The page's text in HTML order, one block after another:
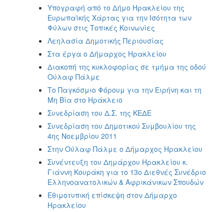
Υπογραφή από το Δήμο Ηρακλείου της
Ευρωπαϊκής Χάρτας για την Ισότητα των
Φύλων στις Τοπικές Κοινωνίες
Λεηλασία Δημοτικής Περιουσίας
Στα έργα ο Δήμαρχος Ηρακλείου
Διακοπή της κυκλοφορίας σε τμήμα της οδού
Ούλαφ Πάλμε
Το Παγκόσμιο Φόρουμ για την Ειρήνη και τη
Μη Βία στο Ηράκλειο
Συνεδρίαση του Δ.Σ. της ΚΕΔΕ
Συνεδρίαση του Δημοτικού Συμβουλίου της
4ης Νοεμβρίου 2011
Στην Ούλαφ Πάλμε ο Δήμαρχος Ηρακλείου
Συνέντευξη του Δημάρχου Ηρακλείου κ.
Γιάννη Κουράκη για το 13ο Διεθνές Συνέδριο
Ελληνοανατολικών & Αφρικάνικων Σπουδών
Εθιμοτυπική επίσκεψη στον Δήμαρχο
Ηρακλείου